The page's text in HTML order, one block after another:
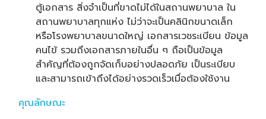
ตู้เอกสาร สิ่งจำเป็นที่ขาดไม่ได้ในสถานพยาบาล ใน
สถานพยาบาลทุกแห่ง ไม่ว่าจะเป็นคลินิกขนาดเล็ก
หรือโรงพยาบาลขนาดใหญ่ เอกสารเวชระเบียน ข้อมูล
คนไข้ รวมถึงเอกสารภายในอื่น ๆ ถือเป็นข้อมูล
สำคัญที่ต้องถูกจัดเก็บอย่างปลอดภัย เป็นระเบียบ
และสามารถเข้าถึงได้อย่างรวดเร็วเมื่อต้องใช้งาน
คุณลักษณะ